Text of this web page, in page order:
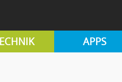
APPS